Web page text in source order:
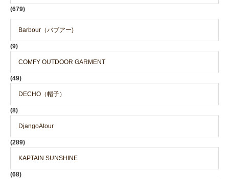
(679)
Barbour（バブアー)
(9)
COMFY OUTDOOR GARMENT
(49)
DECHO（帽子）
(8)
DjangoAtour
(289)
KAPTAIN SUNSHINE
(68)